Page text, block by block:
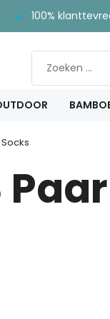
100%